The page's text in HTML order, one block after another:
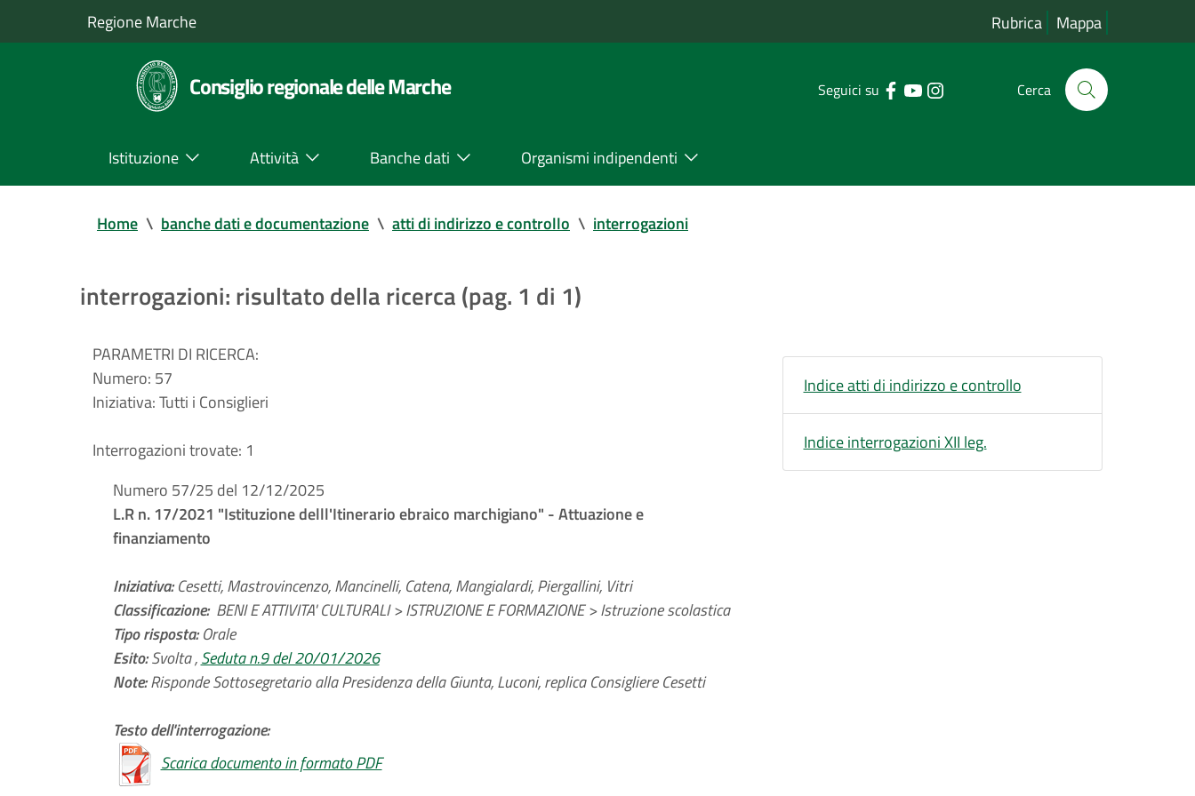
Regione Marche Rubrica Mappa
Consiglio regionale delle Marche Seguici su Cerca
Istituzione Attività Banche dati Organismi indipendenti
Home \ banche dati e documentazione \ atti di indirizzo e controllo \ interrogazioni
interrogazioni: risultato della ricerca (pag. 1 di 1)
PARAMETRI DI RICERCA:
Numero: 57
Iniziativa:Tutti i Consiglieri
Interrogazioni trovate: 1
Numero 57/25 del 12/12/2025
L.R n. 17/2021 "Istituzione delll'Itinerario ebraico marchigiano" - Attuazione e
finanziamento
Iniziativa:Cesetti, Mastrovincenzo, Mancinelli, Catena, Mangialardi, Piergallini, Vitri
Classificazione: BENI E ATTIVITA' CULTURALI > ISTRUZIONE E FORMAZIONE > Istruzione scolastica
Tipo risposta:Orale
Esito:Svolta ,Seduta n.9 del 20/01/2026
Note:Risponde Sottosegretario alla Presidenza della Giunta, Luconi, replica Consigliere Cesetti
Testo dell'interrogazione:
Scarica documento in formato PDF
Indice atti di indirizzo e controllo
Indice interrogazioni XII leg.